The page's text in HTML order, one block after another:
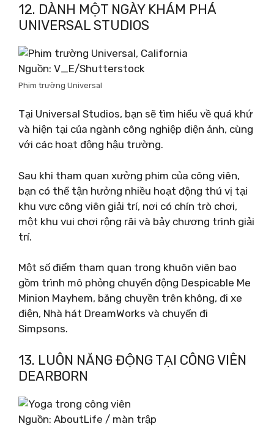
12. DÀNH MỘT NGÀY KHÁM PHÁ
UNIVERSAL STUDIOS
Nguồn: V_E/Shutterstock
Phim trường Universal
Tại Universal Studios, bạn sẽ tìm hiểu về quá khứ
và hiện tại của ngành công nghiệp điện ảnh, cùng
với các hoạt động hậu trường.
Sau khi tham quan xưởng phim của công viên,
bạn có thể tận hưởng nhiều hoạt động thú vị tại
khu vực công viên giải trí, nơi có chín trò chơi,
một khu vui chơi rộng rãi và bảy chương trình giải
trí.
Một số điểm tham quan trong khuôn viên bao
gồm trình mô phỏng chuyển động Despicable Me
Minion Mayhem, băng chuyền trên không, đi xe
điện, Nhà hát DreamWorks và chuyến đi
Simpsons.
13. LUÔN NĂNG ĐỘNG TẠI CÔNG VIÊN
DEARBORN
Nguồn: AboutLife / màn trập